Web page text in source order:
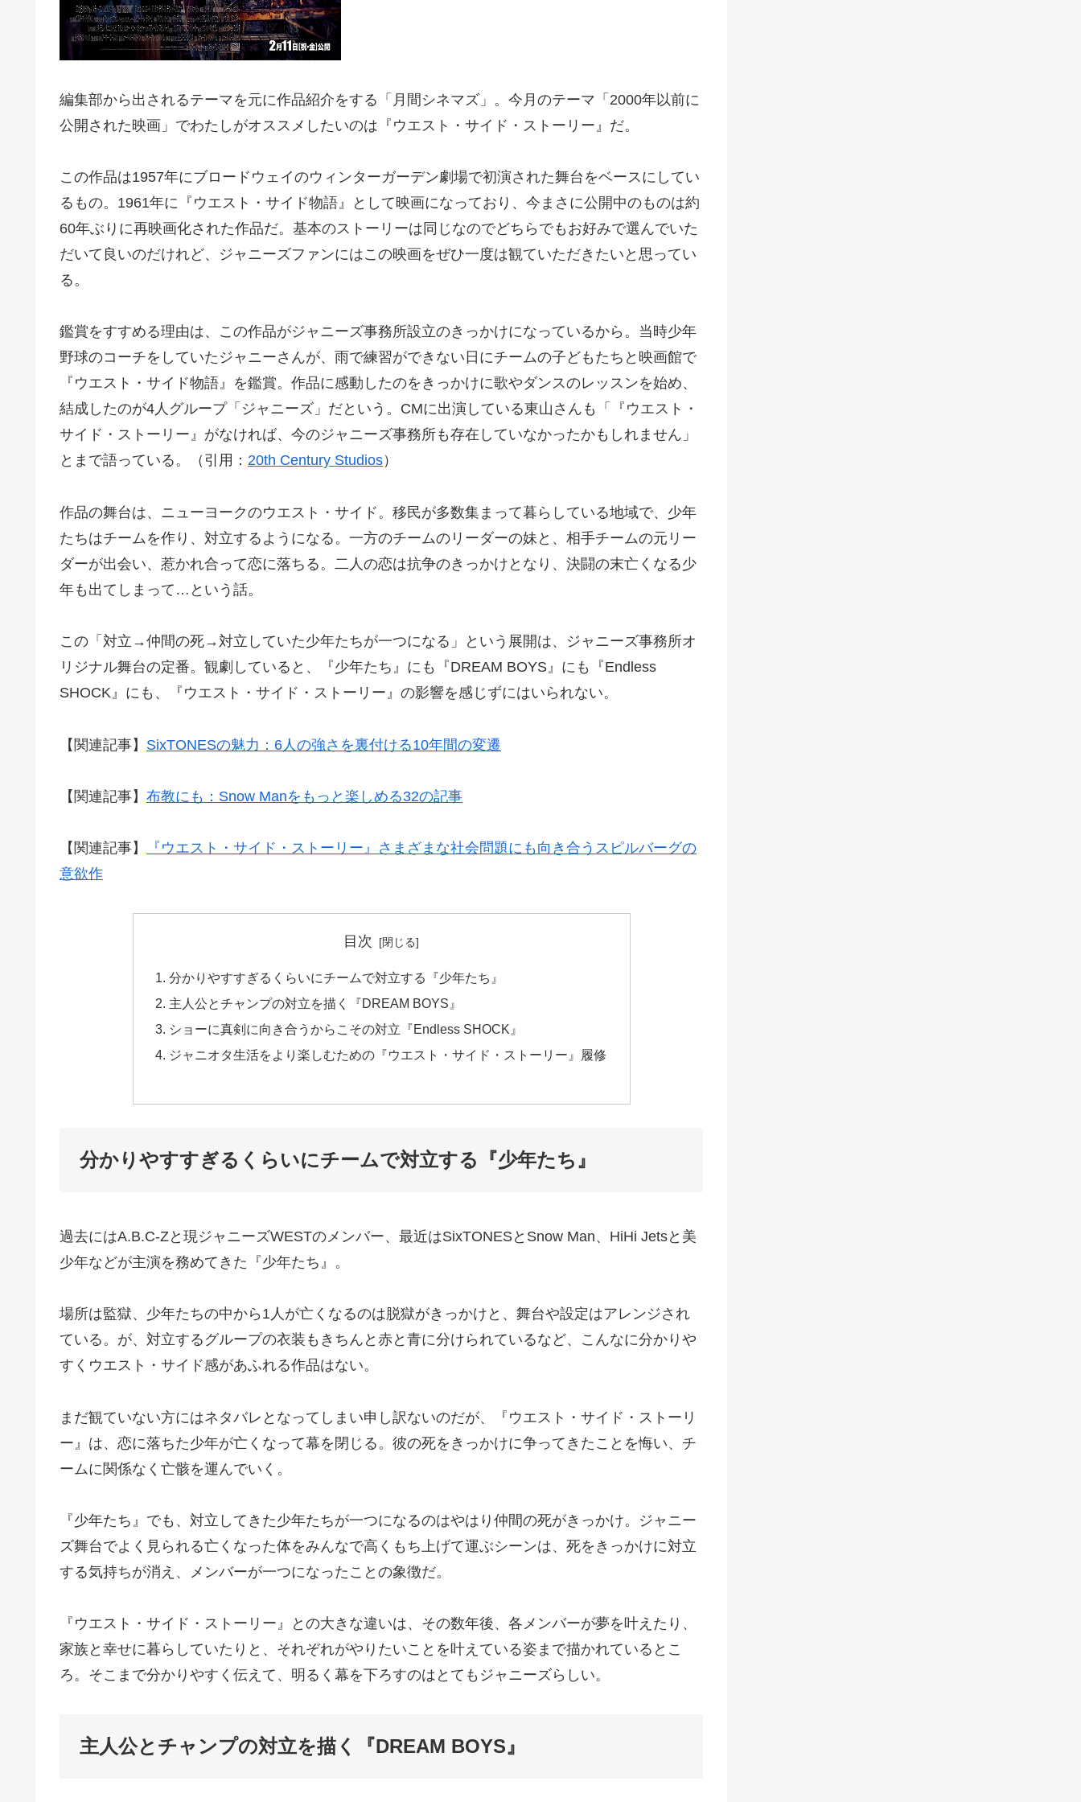
編集部から出されるテーマを元に作品紹介をする「月間シネマズ」。今月のテーマ「2000年以前に
公開された映画」でわたしがオススメしたいのは『ウエスト・サイド・ストーリー』だ。
この作品は1957年にブロードウェイのウィンターガーデン劇場で初演された舞台をベースにしてい
るもの。1961年に『ウエスト・サイド物語』として映画になっており、今まさに公開中のものは約
60年ぶりに再映画化された作品だ。基本のストーリーは同じなのでどちらでもお好みで選んでいた
だいて良いのだけれど、ジャニーズファンにはこの映画をぜひ一度は観ていただきたいと思ってい
る。
鑑賞をすすめる理由は、この作品がジャニーズ事務所設立のきっかけになっているから。当時少年
野球のコーチをしていたジャニーさんが、雨で練習ができない日にチームの子どもたちと映画館で
『ウエスト・サイド物語』を鑑賞。作品に感動したのをきっかけに歌やダンスのレッスンを始め、
結成したのが4人グループ「ジャニーズ」だという。CMに出演している東山さんも「『ウエスト・
サイド・ストーリー』がなければ、今のジャニーズ事務所も存在していなかったかもしれません」
とまで語っている。（引用： 20th Century Studios）
作品の舞台は、ニューヨークのウエスト・サイド。移民が多数集まって暮らしている地域で、少年
たちはチームを作り、対立するようになる。一方のチームのリーダーの妹と、相手チームの元リー
ダーが出会い、惹かれ合って恋に落ちる。二人の恋は抗争のきっかけとなり、決闘の末亡くなる少
年も出てしまって…という話。
この「対立→仲間の死→対立していた少年たちが一つになる」という展開は、ジャニーズ事務所オ
リジナル舞台の定番。観劇していると、『少年たち』にも『DREAM BOYS』にも『Endless
SHOCK』にも、『ウエスト・サイド・ストーリー』の影響を感じずにはいられない。
【関連記事】 SixTONESの魅力：6人の強さを裏付ける10年間の変遷
【関連記事】 布教にも：Snow Manをもっと楽しめる32の記事
【関連記事】
『ウエスト・サイド・ストーリー』さまざまな社会問題にも向き合うスピルバーグの
意欲作
目次
分かりやすすぎるくらいにチームで対立する『少年たち』
主人公とチャンプの対立を描く『DREAM BOYS』
ショーに真剣に向き合うからこその対立『Endless SHOCK』
ジャニオタ生活をより楽しむための『ウエスト・サイド・ストーリー』履修
分かりやすすぎるくらいにチームで対立する『少年たち』
過去にはA.B.C-Zと現ジャニーズWESTのメンバー、最近はSixTONESとSnow Man、HiHi Jetsと美
少年などが主演を務めてきた『少年たち』。
場所は監獄、少年たちの中から1人が亡くなるのは脱獄がきっかけと、舞台や設定はアレンジされ
ている。が、対立するグループの衣装もきちんと赤と青に分けられているなど、こんなに分かりや
すくウエスト・サイド感があふれる作品はない。
まだ観ていない方にはネタバレとなってしまい申し訳ないのだが、『ウエスト・サイド・ストーリ
ー』は、恋に落ちた少年が亡くなって幕を閉じる。彼の死をきっかけに争ってきたことを悔い、チ
ームに関係なく亡骸を運んでいく。
『少年たち』でも、対立してきた少年たちが一つになるのはやはり仲間の死がきっかけ。ジャニー
ズ舞台でよく見られる亡くなった体をみんなで高くもち上げて運ぶシーンは、死をきっかけに対立
する気持ちが消え、メンバーが一つになったことの象徴だ。
『ウエスト・サイド・ストーリー』との大きな違いは、その数年後、各メンバーが夢を叶えたり、
家族と幸せに暮らしていたりと、それぞれがやりたいことを叶えている姿まで描かれているとこ
ろ。そこまで分かりやすく伝えて、明るく幕を下ろすのはとてもジャニーズらしい。
主人公とチャンプの対立を描く『DREAM BOYS』